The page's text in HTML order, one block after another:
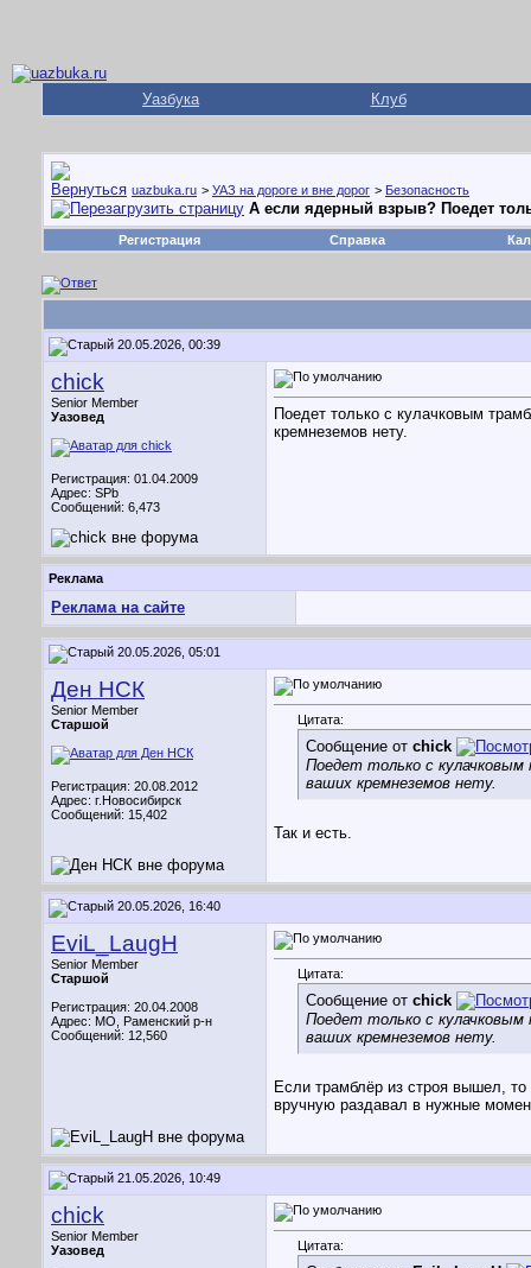
Уазбука Клуб
uazbuka.ru > УАЗ на дороге и вне дорог > Безопасность
А если ядерный взрыв? Поедет
Регистрация Справка
20.05.2026, 00:39
chick
Senior Member
Уазовед
Регистрация: 01.04.2009
Адрес: SPb
Сообщений: 6,473
Поедет только с кулачковым
кремнеземов нету.
Реклама
Реклама на сайте
20.05.2026, 05:01
Ден НСК
Senior Member
Старшой
Регистрация: 20.08.2012
Адрес: г.Новосибирск
Сообщений: 15,402
Цитата:
Сообщение от chick
Поедет только с
ваших кремнеземов нету.
Так и есть.
20.05.2026, 16:40
EviL_LaugH
Senior Member
Старшой
Регистрация: 20.04.2008
Адрес: МО, Раменский р-н
Сообщений: 12,560
Цитата:
Сообщение от chick
Поедет только с
ваших кремнеземов нету.
Если трамблёр из строя вышел, то
вручную раздавал в нужные
21.05.2026, 10:49
chick
Senior Member
Уазовед
Цитата: